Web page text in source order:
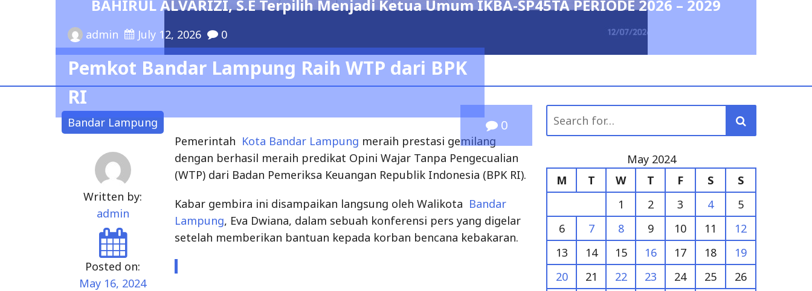
BAHIRUL ALVARIZI, S.E Terpilih Menjadi Ketua Umum IKBA-SP45TA PERIODE 2026 – 2029
admin July 12, 2026 0
Bandar Lampung 0
Pemkot Bandar Lampung Raih WTP dari BPK
RI
Written by:
admin
Posted on:
May 16, 2024
Pemerintah Kota Bandar Lampung meraih prestasi gemilang
dengan berhasil meraih predikat Opini Wajar Tanpa Pengecualian
(WTP) dari Badan Pemeriksa Keuangan Republik Indonesia (BPK RI).
Kabar gembira ini disampaikan langsung oleh Walikota Bandar
Lampung, Eva Dwiana, dalam sebuah konferensi pers yang digelar
setelah memberikan bantuan kepada korban bencana kebakaran.
for:
May 2024
M
T W T F S
S
1
2 3 4
5
6
7 8 9 10 11
12
13
14 15 16 17 18
19
20
21 22 23 24 25
26